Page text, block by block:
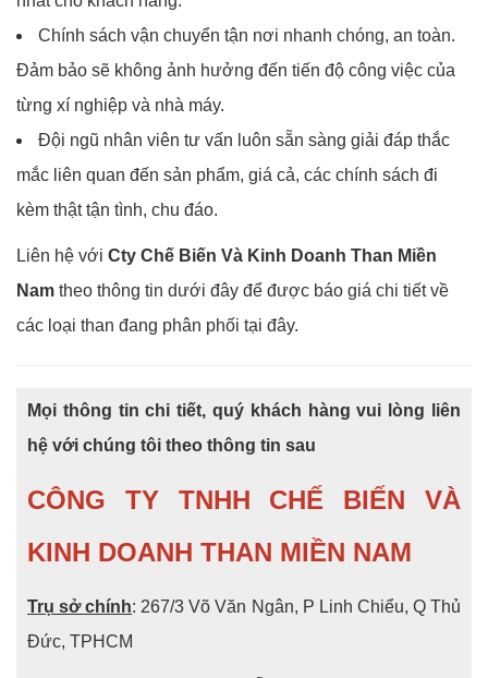
Chính sách vận chuyển tận nơi nhanh chóng, an toàn.
Đảm bảo sẽ không ảnh hưởng đến tiến độ công việc của
từng xí nghiệp và nhà máy.
Đội ngũ nhân viên tư vấn luôn sẵn sàng giải đáp thắc
mắc liên quan đến sản phẩm, giá cả, các chính sách đi
kèm thật tận tình, chu đáo.
Liên hệ với Cty Chế Biến Và Kinh Doanh Than Miền
Nam theo thông tin dưới đây để được báo giá chi tiết về
các loại than đang phân phối tại đây.
Mọi thông tin chi tiết, quý khách hàng vui lòng liên
hệ với chúng tôi theo thông tin sau
CÔNG TY TNHH CHẾ BIẾN VÀ
KINH DOANH THAN MIỀN NAM
Trụ sở chính: 267/3 Võ Văn Ngân, P Linh Chiểu, Q Thủ
Đức, TPHCM